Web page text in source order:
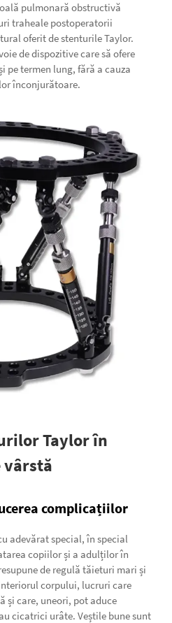
pulmonară obstructivă
traheale postoperatorii
oferit de stenturile Taylor.
de dispozitive care să ofere
pe termen lung, fără a cauza
înconjurătoare.
Taylor în
vârstă
complicațiilor
adevărat special, în special
copiilor și a adulților în
de regulă tăieturi mari și
corpului, lucruri care
și care, uneori, pot aduce
cicatrici urâte. Veștile bune sunt